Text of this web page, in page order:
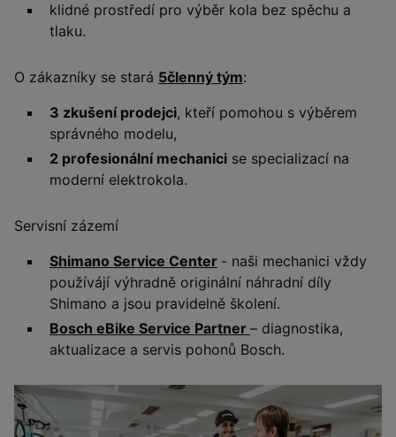
klidné prostředí pro výběr kola bez spěchu a
tlaku.
O zákazníky se stará 5členný tým:
3 zkušení prodejci, kteří pomohou s výběrem
správného modelu,
2 profesionální mechanici se specializací na
moderní elektrokola.
Servisní zázemí
Shimano Service Center - naši mechanici vždy
používájí výhradně originální náhradní díly
Shimano a jsou pravidelně školení.
Bosch eBike Service Partner – diagnostika,
aktualizace a servis pohonů Bosch.